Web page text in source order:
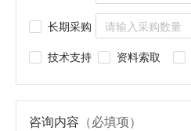
长期采购
技术支持
资料索取
咨询内容 （必填项）